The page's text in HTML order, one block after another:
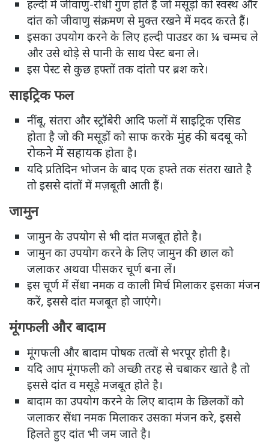
हल्दी में जीवाणु-रोधी गुण होते हैं जो मसूड़ों को स्वस्थ और
दांत को जीवाणु संक्रमण से मुक्त रखने में मदद करते हैं।
इसका उपयोग करने के लिए हल्दी पाउडर का ¼ चम्मच ले
और उसे थोड़े से पानी के साथ पेस्ट बना ले।
इस पेस्ट से कुछ हफ्तों तक दांतो पर ब्रश करे।
साइट्रिक फल
नींबू, संतरा और स्ट्रॉबेरी आदि फलों में साइट्रिक एसिड
होता है जो की मसूड़ों को साफ करके मुंह की बदबू को
रोकने में सहायक होता है।
यदि प्रतिदिन भोजन के बाद एक हफ्ते तक संतरा खाते है
तो इससे दांतों में मज़बूती आती हैं।
जामुन
जामुन के उपयोग से भी दांत मजबूत होते है।
जामुन का उपयोग करने के लिए जामुन की छाल को
जलाकर अथवा पीसकर चूर्ण बना लें।
इस चूर्ण में सेंधा नमक व काली मिर्च मिलाकर इसका मंजन
करें, इससे दांत मजबूत हो जाएंगे।
मूंगफली और बादाम
मूंगफली और बादाम पोषक तत्वों से भरपूर होती है।
यदि आप मूंगफली को अच्छी तरह से चबाकर खाते है तो
इससे दांत व मसूड़े मजबूत होते है।
बादाम का उपयोग करने के लिए बादाम के छिलकों को
जलाकर सेंधा नमक मिलाकर उसका मंजन करे, इससे
हिलते हुए दांत भी जम जाते है।